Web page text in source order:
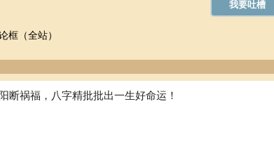
框（全站）
断祸福，八字精批批出一生好命运！